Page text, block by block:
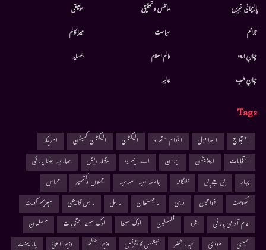
پارلیمانی خبریں
جرائم
جہانِ اردو
جہانِ طب
سائنس و تحقیق
سیاست
عالم اسلام
عدلیہ
موسيقى
میرا کالم
ہمسایہ
Tags
احتجاج اسرائیل اقوام متحدہ الیکشن الیکشن کمیشن
امریکہ
انتخابات
اپوزیشن ایران اے ایم یو بنگلہ دیش
بھارتیہ جنتا پارٹی
بہار
بی جے پی تلنگانہ جامعہ ملیہ اسلامیہ جموں وکشمیر
حماس
حکومت
خواتین دہلی راجستھان راہل راہل گاندھی
سپریم کورٹ
عام آدمی پارٹی
غزہ فلسطین لوک سبھا لوک سبھا انتخابات
مسلمان
ممبئی
مودی مہاراشٹر نیشنل کانفرنس وزیر اعظم وزیر اعلیٰ پارلیمنٹ